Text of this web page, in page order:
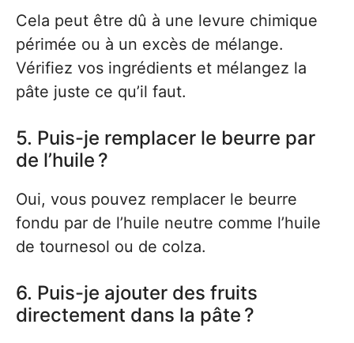
Cela peut être dû à une levure chimique
périmée ou à un excès de mélange.
Vérifiez vos ingrédients et mélangez la
pâte juste ce qu’il faut.
5. Puis-je remplacer le beurre par
de l’huile ?
Oui, vous pouvez remplacer le beurre
fondu par de l’huile neutre comme l’huile
de tournesol ou de colza.
6. Puis-je ajouter des fruits
directement dans la pâte ?